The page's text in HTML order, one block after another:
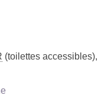
(toilettes accessibles),